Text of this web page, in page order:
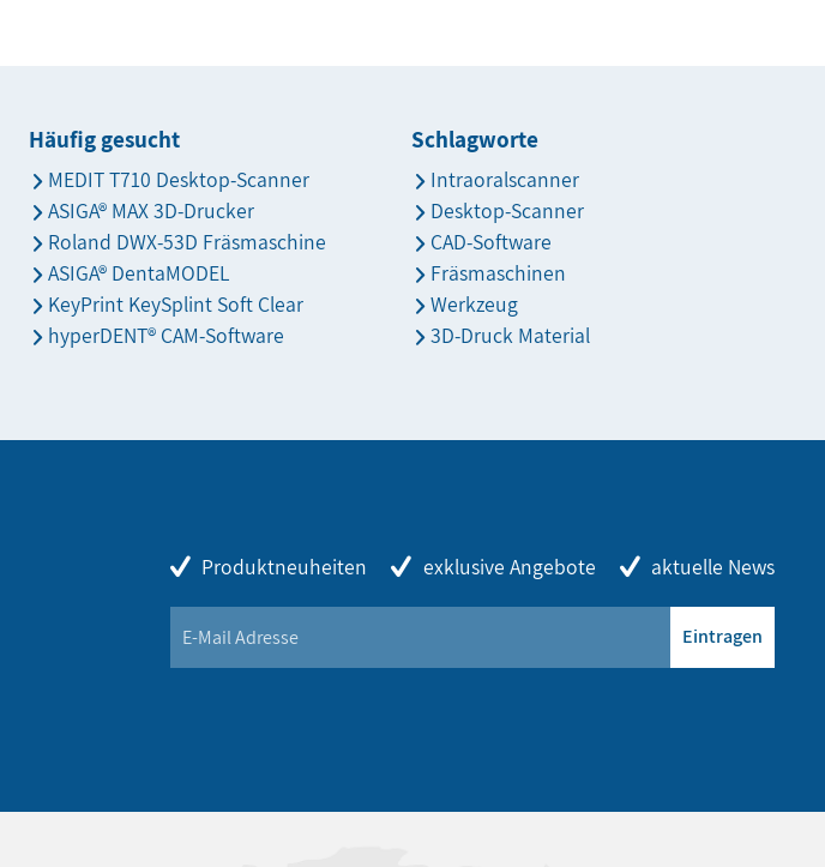
Häufig gesucht
MEDIT T710 Desktop-Scanner
ASIGA® MAX 3D-Drucker
Roland DWX-53D Fräsmaschine
ASIGA® DentaMODEL
KeyPrint KeySplint Soft Clear
hyperDENT® CAM-Software
Schlagworte
Intraoralscanner
Desktop-Scanner
CAD-Software
Fräsmaschinen
Werkzeug
3D-Druck Material
Produktneuheiten exklusive Angebote aktuelle News
Eintragen